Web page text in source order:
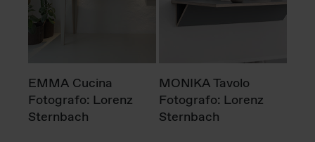
EMMA Cucina
Fotografo: Lorenz
Sternbach
MONIKA Tavolo
Fotografo: Lorenz
Sternbach